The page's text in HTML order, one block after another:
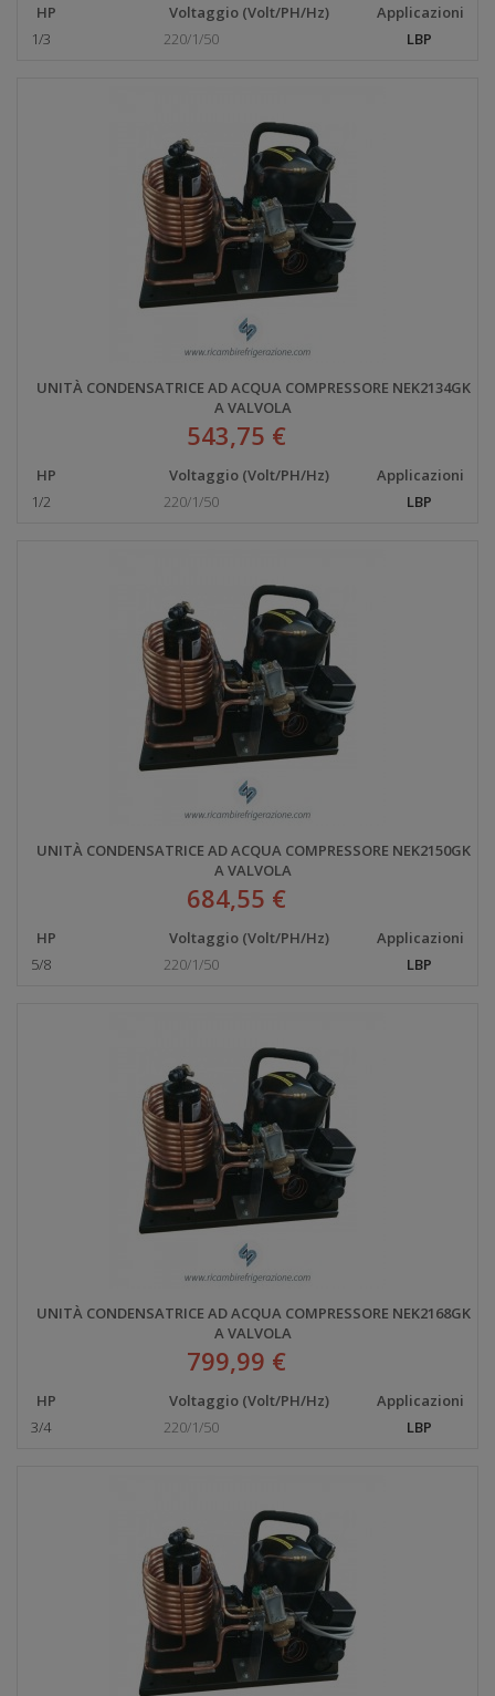
HP Voltaggio (Volt/PH/Hz)
Applicazioni
1/3
220/1/50 LBP
UNITÀ CONDENSATRICE AD ACQUA COMPRESSORE NEK2134GK
A VALVOLA
543,75 €
HP Voltaggio (Volt/PH/Hz)
Applicazioni
1/2
220/1/50 LBP
UNITÀ CONDENSATRICE AD ACQUA COMPRESSORE NEK2150GK
A VALVOLA
684,55 €
HP Voltaggio (Volt/PH/Hz)
Applicazioni
5/8
220/1/50 LBP
UNITÀ CONDENSATRICE AD ACQUA COMPRESSORE NEK2168GK
A VALVOLA
799,99 €
HP Voltaggio (Volt/PH/Hz)
Applicazioni
3/4
220/1/50 LBP